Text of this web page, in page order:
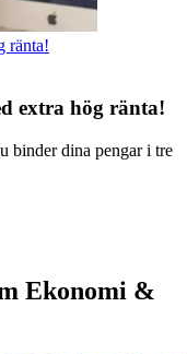
ränta!
extra hög ränta!
binder dina pengar i tre
Ekonomi &